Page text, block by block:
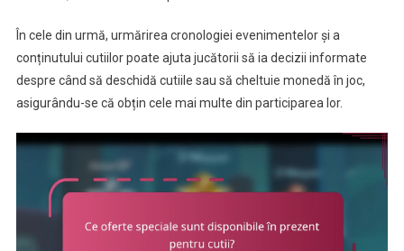
În cele din urmă, urmărirea cronologiei evenimentelor și a
conținutului cutiilor poate ajuta jucătorii să ia decizii informate
despre când să deschidă cutiile sau să cheltuie monedă în joc,
asigurându-se că obțin cele mai multe din participarea lor.